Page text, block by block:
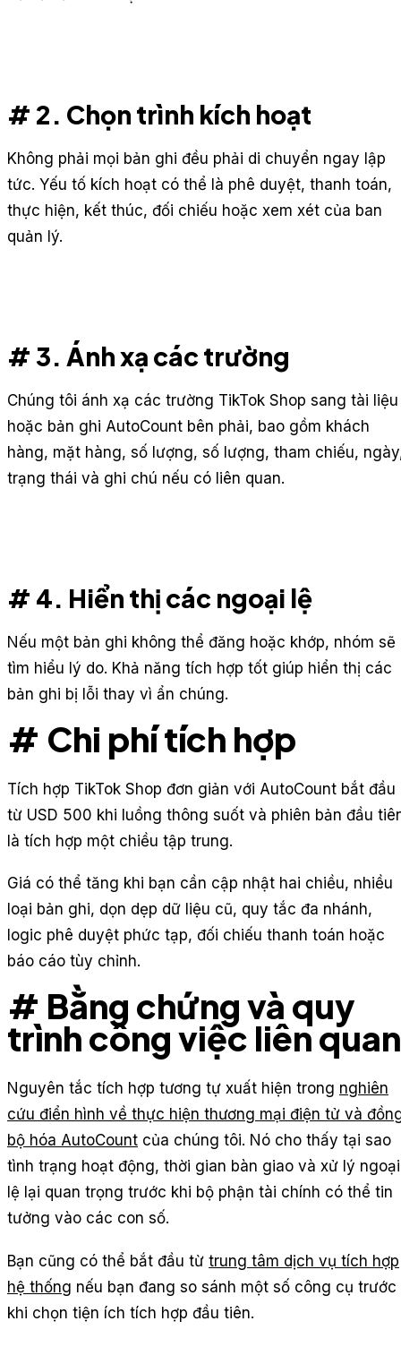
# 2. Chọn trình kích hoạt
Không phải mọi bản ghi đều phải di chuyển ngay lập
tức. Yếu tố kích hoạt có thể là phê duyệt, thanh toán,
thực hiện, kết thúc, đối chiếu hoặc xem xét của ban
quản lý.
# 3. Ánh xạ các trường
Chúng tôi ánh xạ các trường TikTok Shop sang tài liệu
hoặc bản ghi AutoCount bên phải, bao gồm khách
hàng, mặt hàng, số lượng, số lượng, tham chiếu,
trạng thái và ghi chú nếu có liên quan.
# 4. Hiển thị các ngoại lệ
Nếu một bản ghi không thể đăng hoặc khớp, nhóm sẽ
tìm hiểu lý do. Khả năng tích hợp tốt giúp hiển thị các
bản ghi bị lỗi thay vì ẩn chúng.
# Chi phí tích hợp
Tích hợp TikTok Shop đơn giản với AutoCount bắt đầu
từ USD 500 khi luồng thông suốt và phiên bản đầu
là tích hợp một chiều tập trung.
Giá có thể tăng khi bạn cần cập nhật hai chiều, nhiều
loại bản ghi, dọn dẹp dữ liệu cũ, quy tắc đa nhánh,
logic phê duyệt phức tạp, đối chiếu thanh toán hoặc
báo cáo tùy chỉnh.
# Bằng chứng và quy
trình công việc liên quan
Nguyên tắc tích hợp tương tự xuất hiện trong nghiên
cứu điển hình về thực hiện thương mại điện tử và
bộ hóa AutoCount của chúng tôi. Nó cho thấy tại sao
tình trạng hoạt động, thời gian bàn giao và xử lý ngoại
lệ lại quan trọng trước khi bộ phận tài chính có thể tin
tưởng vào các con số.
Bạn cũng có thể bắt đầu từ trung tâm dịch vụ tích hợp
hệ thống nếu bạn đang so sánh một số công cụ trước
khi chọn tiện ích tích hợp đầu tiên.